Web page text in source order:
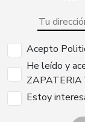
Acepto
He leído y
ZAPATERIA
Estoy